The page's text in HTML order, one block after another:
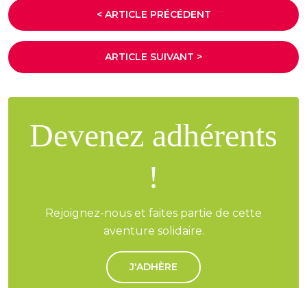
< ARTICLE PRÉCÉDENT
ARTICLE SUIVANT >
Devenez adhérents
!
Rejoignez-nous et faites partie de cette
aventure solidaire.
J'ADHÈRE